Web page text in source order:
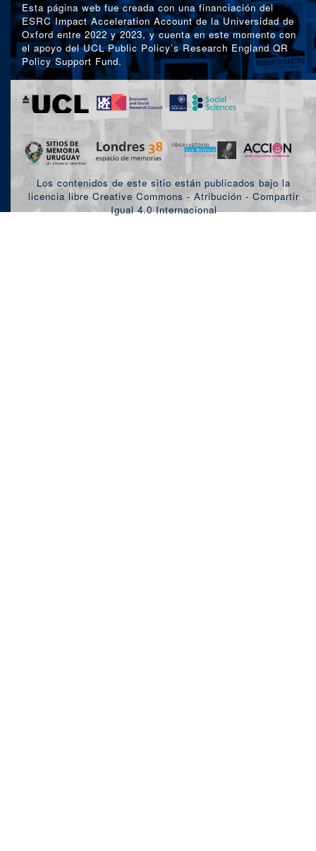
Esta página web fue creada con una financiación del
ESRC Impact Acceleration Account de la Universidad de
Oxford entre 2022 y 2023, y cuenta en este momento con
el apoyo del UCL Public Policy’s Research England QR
Policy Support Fund.
Los contenidos de este sitio están publicados bajo la
licencia libre Creative Commons - Atribución - Compartir
Igual 4.0 Internacional